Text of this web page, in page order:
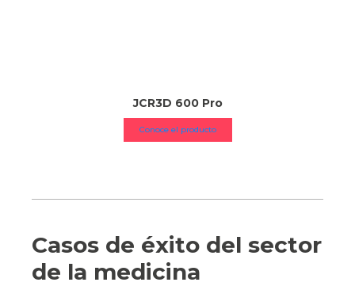
JCR3D 600 Pro
Conoce el producto
Casos de éxito del sector
de la medicina